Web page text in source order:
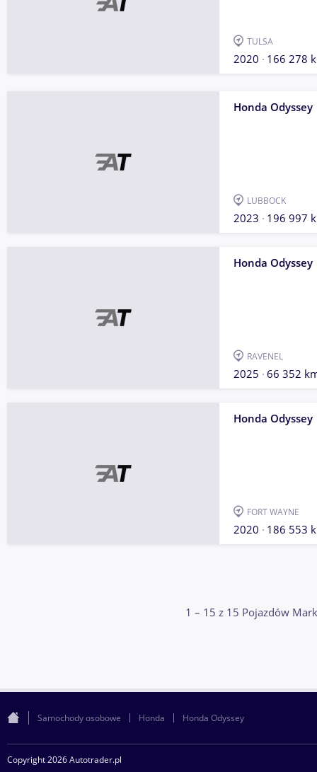
TULSA
2020 166 278
Honda Odyssey
LUBBOCK
2023 196 997
Honda Odyssey
RAVENEL
2025 66 352
Honda Odyssey
FORT WAYNE
2020 186 553
1 – 15 z 15 Pojazdów
Samochody osobowe Honda Honda Odyssey
Copyright 2026 Autotrader.pl